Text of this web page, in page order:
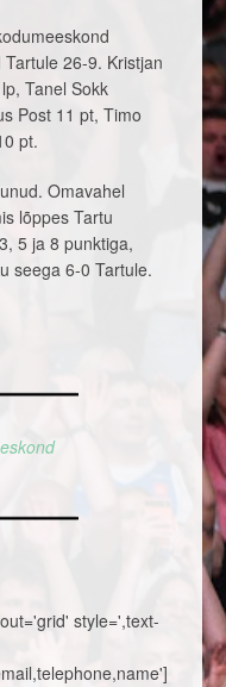
26-9. Kristjan
Tanel Sokk
Post 11 pt, Timo
pt.
Omavahel
lõppes Tartu
5 ja 8 punktiga,
seega 6-0 Tartule.
style=',text-